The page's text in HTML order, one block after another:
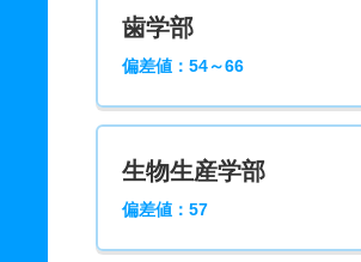
歯学部
偏差値：54～66
生物生産学部
偏差値：57